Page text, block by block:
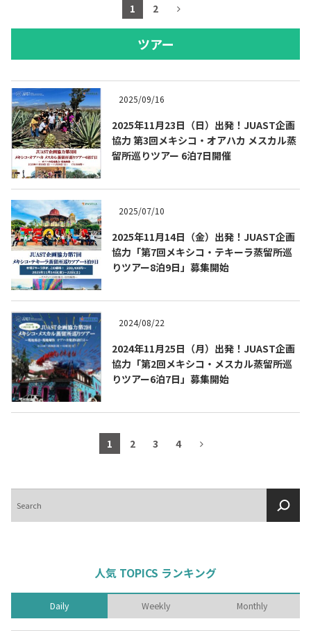
1 2
ツアー
2025/09/16
2025年11月23日（日）出発！JUAST企画
協力 第3回メキシコ・オアハカ メスカル蒸
留所巡りツアー 6泊7日開催
2025/07/10
2025年11月14日（金）出発！JUAST企画
協力「第7回メキシコ・テキーラ蒸留所巡
りツアー8泊9日」募集開始
2024/08/22
2024年11月25日（月）出発！JUAST企画
協力「第2回メキシコ・メスカル蒸留所巡
りツアー6泊7日」募集開始
1 2 3 4
索
人気 TOPICS ランキング
Daily Weekly Monthly